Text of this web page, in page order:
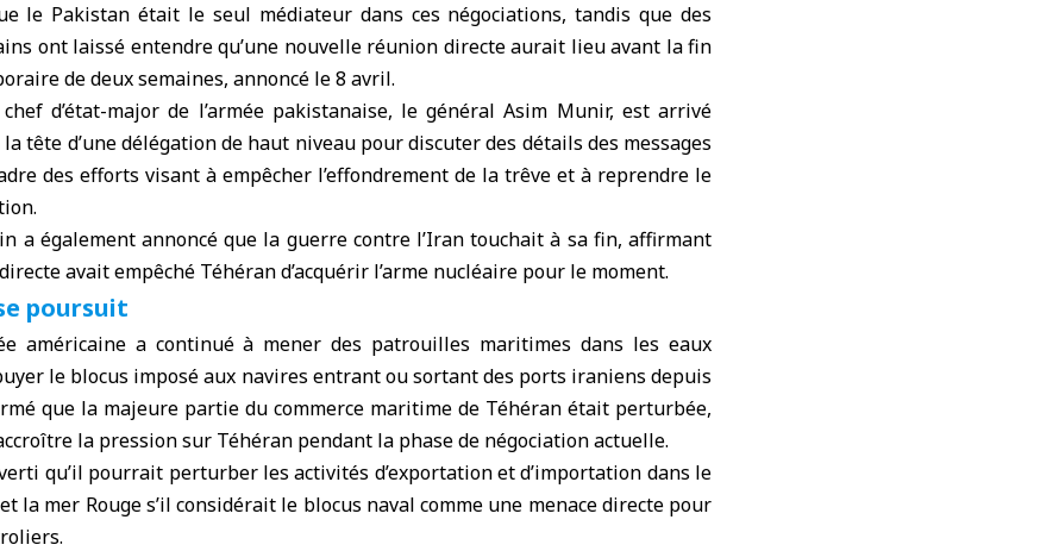
le Pakistan était le seul médiateur dans ces négociations, tandis que des
ont laissé entendre qu’une nouvelle réunion directe aurait lieu avant la fin
de deux semaines, annoncé le 8 avril.
d’état-major de l’armée pakistanaise, le général Asim Munir, est arrivé
tête d’une délégation de haut niveau pour discuter des détails des messages
des efforts visant à empêcher l’effondrement de la trêve et à reprendre le
a également annoncé que la guerre contre l’Iran touchait à sa fin, affirmant
avait empêché Téhéran d’acquérir l’arme nucléaire pour le moment.
poursuit
américaine a continué à mener des patrouilles maritimes dans les eaux
le blocus imposé aux navires entrant ou sortant des ports iraniens depuis
que la majeure partie du commerce maritime de Téhéran était perturbée,
la pression sur Téhéran pendant la phase de négociation actuelle.
qu’il pourrait perturber les activités d’exportation et d’importation dans le
la mer Rouge s’il considérait le blocus naval comme une menace directe pour